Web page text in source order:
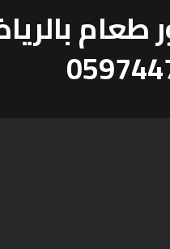
طعام